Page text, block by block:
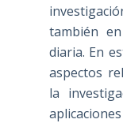
también
diaria. En
aspectos
la